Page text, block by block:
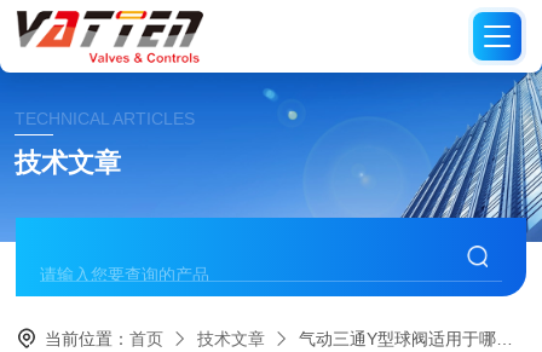
TECHNICAL ARTICLES
技术文章
当前位置：首页 技术文章 气动三通Y型球阀适用于哪些领域呢？